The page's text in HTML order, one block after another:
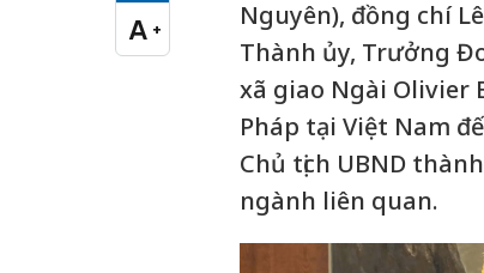
A +
Cỡ chữ lớn
Nguyên), đồng chí
Thành ủy, Trưởng
xã giao Ngài Olivier
Pháp tại Việt Nam
Chủ tịch UBND
ngành liên quan.